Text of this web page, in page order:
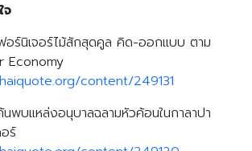
จ
ฟอร์นิเจอร์ไม้สักสุดคูล คิด-ออกแบบ ตาม
Economy
content/249131
พบแหล่งอนุบาลฉลามหัวค้อนในกาลาปา
ร์